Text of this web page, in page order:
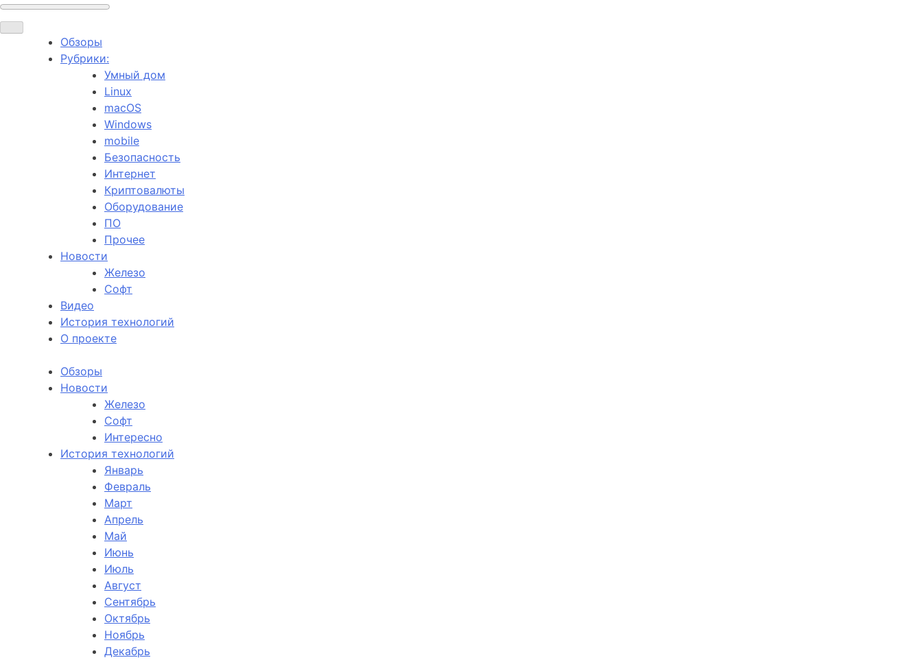
Обзоры
Рубрики:
Умный дом
Linux
macOS
Windows
mobile
Безопасность
Интернет
Криптовалюты
Оборудование
ПО
Прочее
Новости
Железо
Софт
Видео
История технологий
О проекте
Обзоры
Новости
Железо
Софт
Интересно
История технологий
Январь
Февраль
Март
Апрель
Май
Июнь
Июль
Август
Сентябрь
Октябрь
Ноябрь
Декабрь